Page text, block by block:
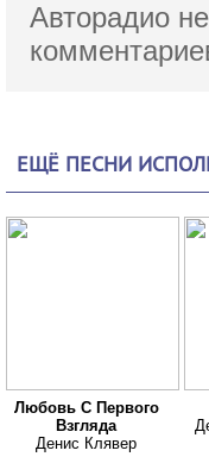
Авторадио
ЕЩЁ ПЕСНИ
Любовь С Первого
Взгляда
Денис Клявер